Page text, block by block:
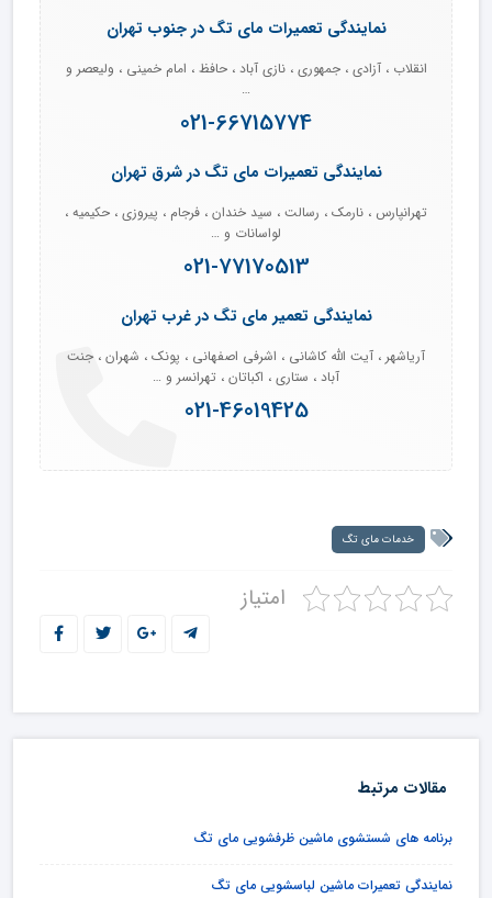
نمایندگی تعمیرات مای تگ در جنوب تهران
انقلاب ، آزادی ، جمهوری ، نازی آباد ، حافظ ، امام خمینی ، ولیعصر و
…
021-66715774
نمایندگی تعمیرات مای تگ در شرق تهران
تهرانپارس ، نارمک ، رسالت ، سید خندان ، فرجام ، پیروزی ، حکیمیه ،
لواسانات و …
021-77170513
نمایندگی تعمیر مای تگ در غرب تهران
آریاشهر ، آیت الله کاشانی ، اشرفی اصفهانی ، پونک ، شهران ، جنت
آباد ، ستاری ، اکباتان ، تهرانسر و …
021-46019425
خدمات مای تگ
امتیاز
مقالات مرتبط
برنامه های شستشوی ماشین ظرفشویی مای تگ
نمایندگی تعمیرات ماشین لباسشویی مای تگ